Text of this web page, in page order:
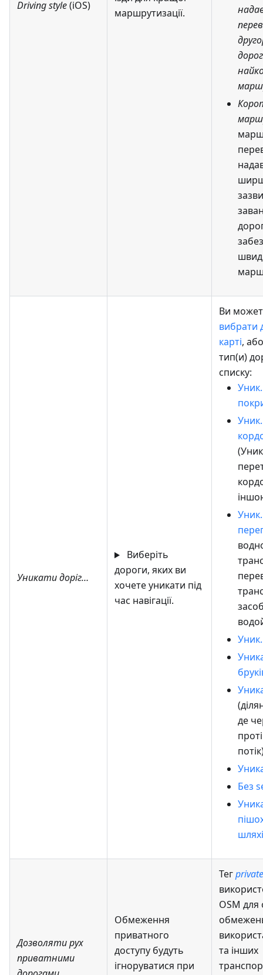
Driving style(iOS)
маршрутизації.
Уникати доріг…
Виберіть
дороги, яких ви
хочете уникати під
час навігації.
Ви
вибрати
карті,
тип(и)
списку:
Уник.
де
Без
Дозволяти рух
приватними
Обмеження
приватного
доступу будуть
ігноруватися при
Тегprivate
OSM для
та інших